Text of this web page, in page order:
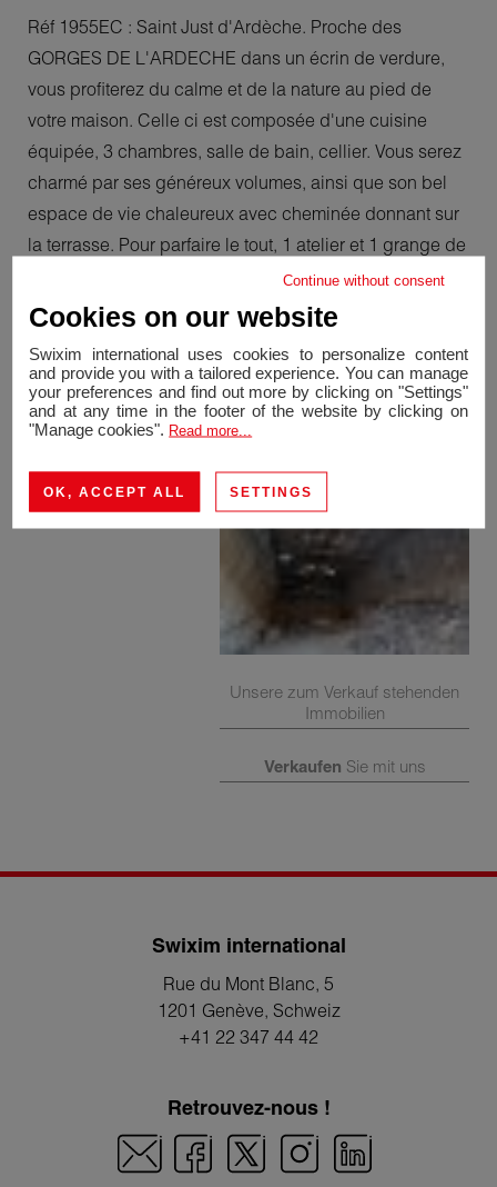
Réf 1955EC : Saint Just d'Ardèche. Proche des
GORGES DE L'ARDECHE dans un écrin de verdure,
vous profiterez du calme et de la nature au pied de
votre maison. Celle ci est composée d'une cuisine
équipée, 3 chambres, salle de bain, cellier. Vous serez
charmé par ses généreux volumes, ainsi que son bel
espace de vie chaleureux avec cheminée donnant sur
la terrasse. Pour parfaire le tout, 1 atelier et 1 grange de
plus de 120m² chacun complètent ce bien, idéal pour
les amoureux de bricolage ou de mécanique. A visiter
Unsere zum Verkauf stehenden
Immobilien
Verkaufen Sie mit uns
Swixim international
Rue du Mont Blanc, 5
1201 Genève, Schweiz
+41 22 347 44 42
Retrouvez-nous !
Continue without consent
Cookies on our website
Swixim international uses cookies to personalize content
and provide you with a tailored experience. You can manage
your preferences and find out more by clicking on "Settings"
and at any time in the footer of the website by clicking on
"Manage cookies". Read more...
OK, ACCEPT ALL SETTINGS